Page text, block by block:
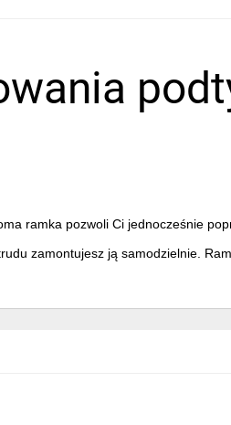
ramka pozwoli Ci jednocześnie
zamontujesz ją samodzielnie.